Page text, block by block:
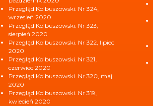
Przegląd Kolbuszowski. Nr 324,
wrzesień 2020
Przegląd Kolbuszowski. Nr 323,
sierpień 2020
Przegląd Kolbuszowski. Nr 322, lipiec
2020
Przegląd Kolbuszowski. Nr 321,
czerwiec 2020
Przegląd Kolbuszowski. Nr 320, maj
2020
Przegląd Kolbuszowski. Nr 319,
kwiecień 2020